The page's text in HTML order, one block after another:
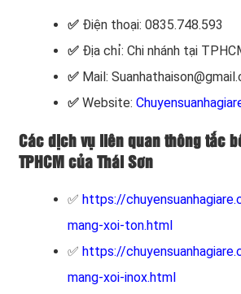
✅ Điện thoại: 0835.748.593
✅ Địa chỉ: Chi nhánh tại
✅ Mail:
✅ Website:
Các dịch vụ liên quan thông tắc
TPHCM của Thái Sơn
✅ https://
mang-xoi-ton.html
✅ https://
mang-xoi-inox.html